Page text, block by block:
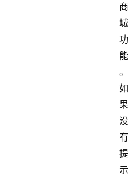
商
城
功
能
。
如
果
没
有
提
示